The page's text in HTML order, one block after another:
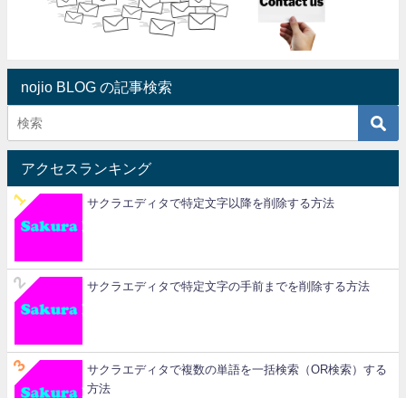
nojio BLOG の記事検索
アクセスランキング
サクラエディタで特定文字以降を削除する方法
サクラエディタで特定文字の手前までを削除する方法
サクラエディタで複数の単語を一括検索（OR検索）する
方法